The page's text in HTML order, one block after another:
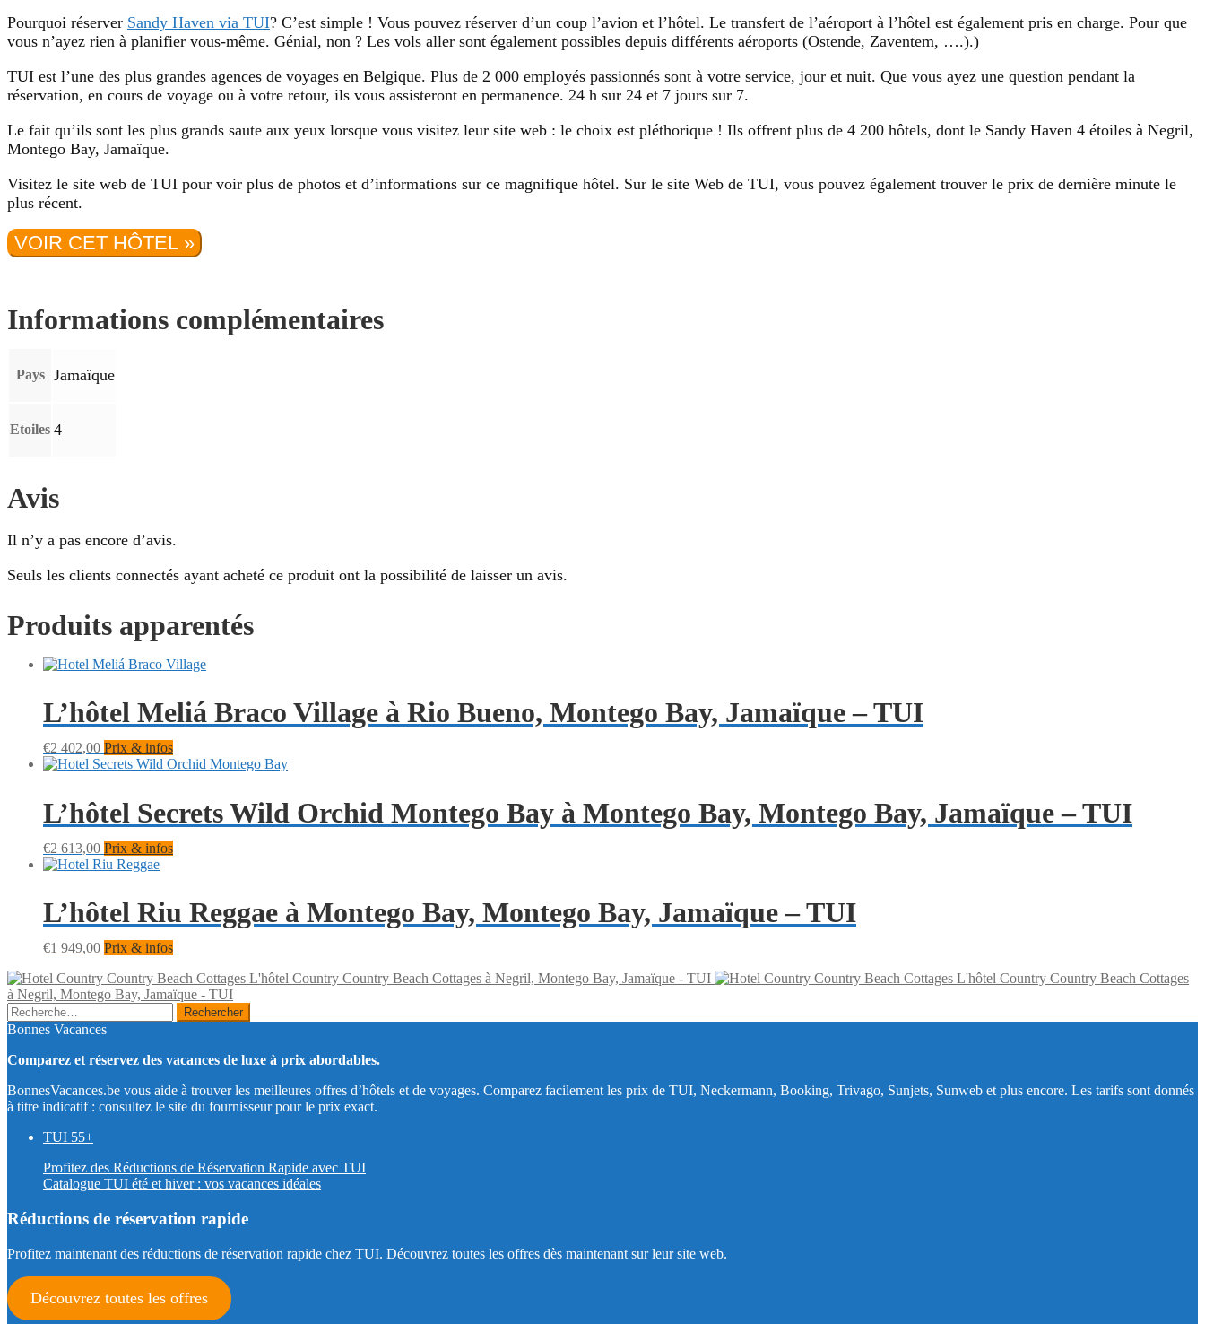
Pourquoi réserver Sandy Haven via TUI? C’est simple ! Vous pouvez réserver d’un coup l’avion et l’hôtel. Le transfert de l’aéroport à l’hôtel est également pris en charge. Pour que
vous n’ayez rien à planifier vous-même. Génial, non ? Les vols aller sont également possibles depuis différents aéroports (Ostende, Zaventem, ….).)
TUI est l’une des plus grandes agences de voyages en Belgique. Plus de 2 000 employés passionnés sont à votre service, jour et nuit. Que vous ayez une question pendant la
réservation, en cours de voyage ou à votre retour, ils vous assisteront en permanence. 24 h sur 24 et 7 jours sur 7.
Le fait qu’ils sont les plus grands saute aux yeux lorsque vous visitez leur site web : le choix est pléthorique ! Ils offrent plus de 4 200 hôtels, dont le Sandy Haven 4 étoiles à Negril,
Montego Bay, Jamaïque.
Visitez le site web de TUI pour voir plus de photos et d’informations sur ce magnifique hôtel. Sur le site Web de TUI, vous pouvez également trouver le prix de dernière minute le
plus récent.
VOIR CET HÔTEL »
Informations complémentaires
Pays Jamaïque
Etoiles 4
Avis
Il n’y a pas encore d’avis.
Seuls les clients connectés ayant acheté ce produit ont la possibilité de laisser un avis.
Produits apparentés
L’hôtel Meliá Braco Village à Rio Bueno, Montego Bay, Jamaïque – TUI
€2 402,00 Prix & infos
L’hôtel Secrets Wild Orchid Montego Bay à Montego Bay, Montego Bay, Jamaïque – TUI
€2 613,00 Prix & infos
L’hôtel Riu Reggae à Montego Bay, Montego Bay, Jamaïque – TUI
€1 949,00 Prix & infos
L'hôtel Country Country Beach Cottages à Negril, Montego Bay, Jamaïque - TUI
L'hôtel Country Country Beach Cottages
à Negril, Montego Bay, Jamaïque - TUI
Rechercher :
Bonnes Vacances
Comparez et réservez des vacances de luxe à prix abordables.
BonnesVacances.be vous aide à trouver les meilleures offres d’hôtels et de voyages. Comparez facilement les prix de TUI, Neckermann, Booking, Trivago, Sunjets, Sunweb et plus encore. Les tarifs sont donnés
à titre indicatif : consultez le site du fournisseur pour le prix exact.
TUI 55+
Profitez des Réductions de Réservation Rapide avec TUI
Catalogue TUI été et hiver : vos vacances idéales
Réductions de réservation rapide
Profitez maintenant des réductions de réservation rapide chez TUI. Découvrez toutes les offres dès maintenant sur leur site web.
Découvrez toutes les offres